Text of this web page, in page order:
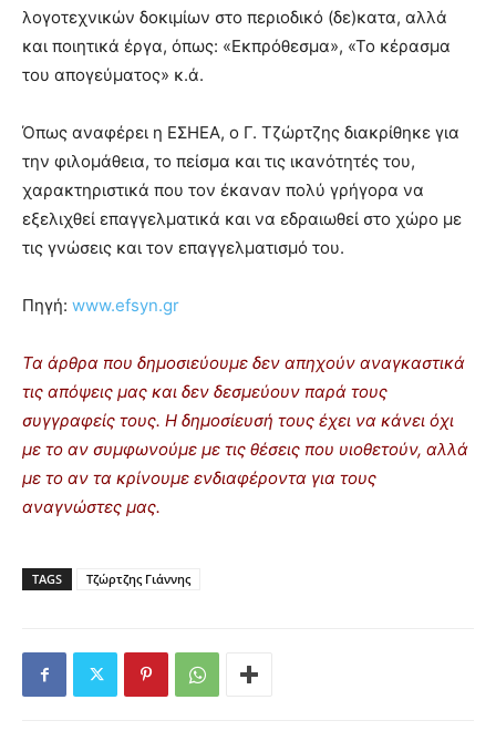
λογοτεχνικών δοκιμίων στο περιοδικό (δε)κατα, αλλά
και ποιητικά έργα, όπως: «Εκπρόθεσμα», «Το κέρασμα
του απογεύματος» κ.ά.
Όπως αναφέρει η ΕΣΗΕΑ, ο Γ. Τζώρτζης διακρίθηκε για
την φιλομάθεια, το πείσμα και τις ικανότητές του,
χαρακτηριστικά που τον έκαναν πολύ γρήγορα να
εξελιχθεί επαγγελματικά και να εδραιωθεί στο χώρο με
τις γνώσεις και τον επαγγελματισμό του.
Πηγή: www.efsyn.gr
Τα άρθρα που δημοσιεύουμε δεν απηχούν αναγκαστικά
τις απόψεις μας και δεν δεσμεύουν παρά τους
συγγραφείς τους. Η δημοσίευσή τους έχει να κάνει όχι
με το αν συμφωνούμε με τις θέσεις που υιοθετούν, αλλά
με το αν τα κρίνουμε ενδιαφέροντα για τους
αναγνώστες μας.
TAGS Τζώρτζης Γιάννης